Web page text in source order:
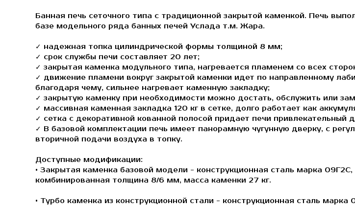
Банная печь сеточного типа с традиционной закрытой каменкой. Печь
базе модельного ряда банных печей Услада т.м. Жара.
✓ надежная топка цилиндрической формы толщиной 8 мм;
✓ срок службы печи составляет 20 лет;
✓ закрытая каменка модульного типа, нагревается пламенем со всех
✓ движение пламени вокруг закрытой каменки идет по направленному
благодаря чему, сильнее нагревает каменную закладку;
✓ закрытую каменку при необходимости можно достать, обслужить или
✓ массивная каменная закладка 120 кг в сетке, долго работает как
✓ сетка с декоративной кованной полосой придает печи привлекательный
✓ В базовой комплектации печь имеет панорамную чугунную дверку, с
вторичной подачи воздуха в топку.
Доступные модификации:
• Закрытая каменка базовой модели - конструкционная сталь марка 09Г2С,
комбинированная толщина 8/6 мм, масса каменки 27 кг.
• Турбо каменка из конструкционной стали - конструкционная сталь марка